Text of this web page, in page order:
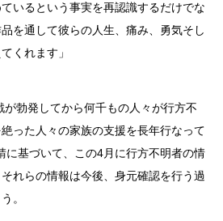
いるという事実を再認識するだけでな
を通して彼らの人生、痛み、勇気そし
くれます」
勃発してから何千もの人々が行方不
った人々の家族の支援を長年行なって
に基づいて、この4月に行方不明者の情
れらの情報は今後、身元確認を行う過
。